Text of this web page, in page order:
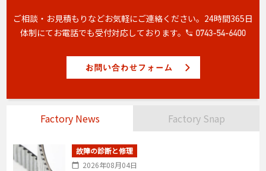
ご相談・お見積もりなどお気軽にご連絡ください。 24時間365日
体制にてお電話でも受付対応しております。
Factory News Factory Snap
故障の診断と修理
2026年08月04日